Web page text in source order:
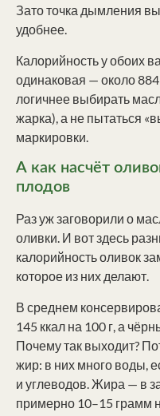
Зато точка дымления
удобнее.
Калорийность у обоих
одинаковая — около
логичнее выбирать
жарка), а не пытаться
маркировки.
А как насчёт
плодов
Раз уж заговорили о
оливки. И вот здесь
калорийность оливок
которое из них делают.
В среднем
145 ккал на 100 г, а
Почему так выходит?
жир: в них много воды,
и углеводов. Жира — в
примерно 10–15 грамм